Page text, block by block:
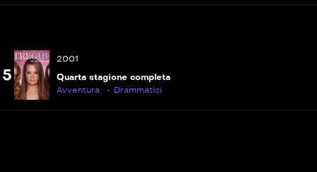
5
2001
Quarta stagione completa
Avventura
Drammatici